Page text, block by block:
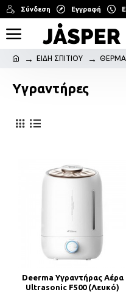
Σύνδεση Εγγραφή
ΕΙΔΗ ΣΠΙΤΙΟΥ
Υγραντήρες
Deerma Υγραντήρας Αέρα
Ultrasonic F500 (Λευκό)